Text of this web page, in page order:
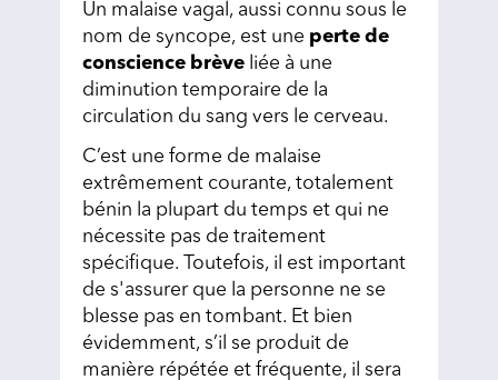
Un malaise vagal, aussi connu sous le
nom de syncope, est une perte de
conscience brève liée à une
diminution temporaire de la
circulation du sang vers le cerveau.
C’est une forme de malaise
extrêmement courante, totalement
bénin la plupart du temps et qui ne
nécessite pas de traitement
spécifique. Toutefois, il est important
de s'assurer que la personne ne se
blesse pas en tombant. Et bien
évidemment, s’il se produit de
manière répétée et fréquente, il sera